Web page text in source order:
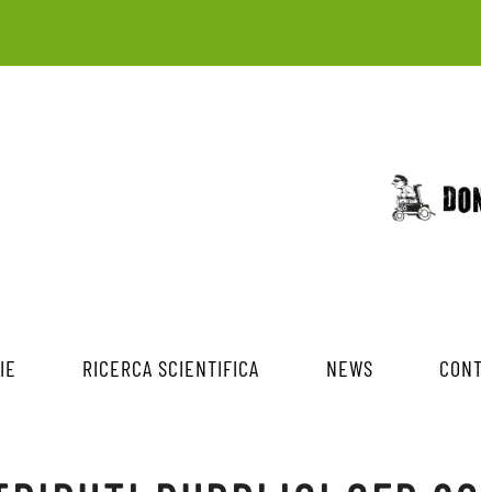
RICERCA SCIENTIFICA NEWS